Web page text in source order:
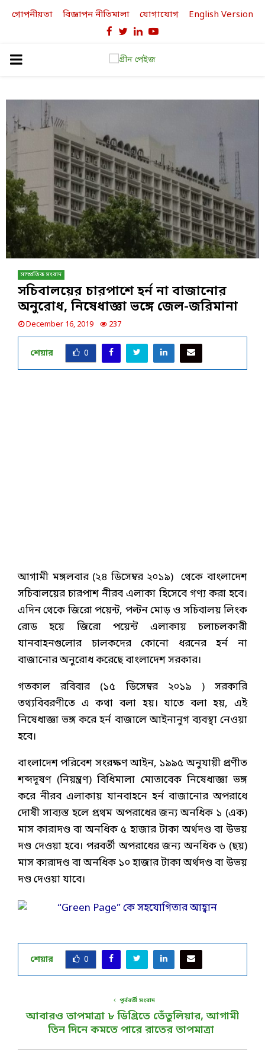
গোপনীয়তা বিজ্ঞাপন নীতিমালা যোগাযোগ English Version
Facebook
TwitterLinkedinYoutube
PRIMARY
সাম্প্রতিক সংবাদ
সচিবালয়ের চারপাশে হর্ন না বাজানোর
অনুরোধ, নিষেধাজ্ঞা ভঙ্গে জেল-জরিমানা
December 16, 2019 237
শেয়ার 0
আগামী মঙ্গলবার (২৪ ডিসেম্বর ২০১৯) থেকে বাংলাদেশ
সচিবালয়ের চারপাশ নীরব এলাকা হিসেবে গণ্য করা হবে।
এদিন থেকে জিরো পয়েন্ট, পল্টন মোড় ও সচিবালয় লিংক
রোড হয়ে জিরো পয়েন্ট এলাকায় চলাচলকারী
যানবাহনগুলোর চালকদের কোনো ধরনের হর্ন না
বাজানোর অনুরোধ করেছে বাংলাদেশ সরকার।
গতকাল রবিবার (১৫ ডিসেম্বর ২০১৯ ) সরকারি
তথ্যবিবরণীতে এ কথা বলা হয়। যাতে বলা হয়, এই
নিষেধাজ্ঞা ভঙ্গ করে হর্ন বাজালে আইনানুগ ব্যবস্থা নেওয়া
হবে।
বাংলাদেশ পরিবেশ সংরক্ষণ আইন, ১৯৯৫ অনুযায়ী প্রণীত
শব্দদূষণ (নিয়ন্ত্রণ) বিধিমালা মোতাবেক নিষেধাজ্ঞা ভঙ্গ
করে নীরব এলাকায় যানবাহনে হর্ন বাজানোর অপরাধে
দোষী সাব্যস্ত হলে প্রথম অপরাধের জন্য অনধিক ১ (এক)
মাস কারাদণ্ড বা অনধিক ৫ হাজার টাকা অর্থদণ্ড বা উভয়
দণ্ড দেওয়া হবে। পরবর্তী অপরাধের জন্য অনধিক ৬ (ছয়)
মাস কারাদণ্ড বা অনধিক ১০ হাজার টাকা অর্থদণ্ড বা উভয়
দণ্ড দেওয়া যাবে।
শেয়ার 0
পূর্ববর্তী সংবাদ
আবারও তাপমাত্রা ৮ ডিগ্রিতে তেঁতুলিয়ার, আগামী
তিন দিনে কমতে পারে রাতের তাপমাত্রা